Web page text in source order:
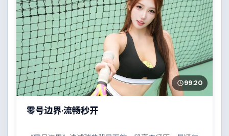
99:20
零号边界·流畅秒开